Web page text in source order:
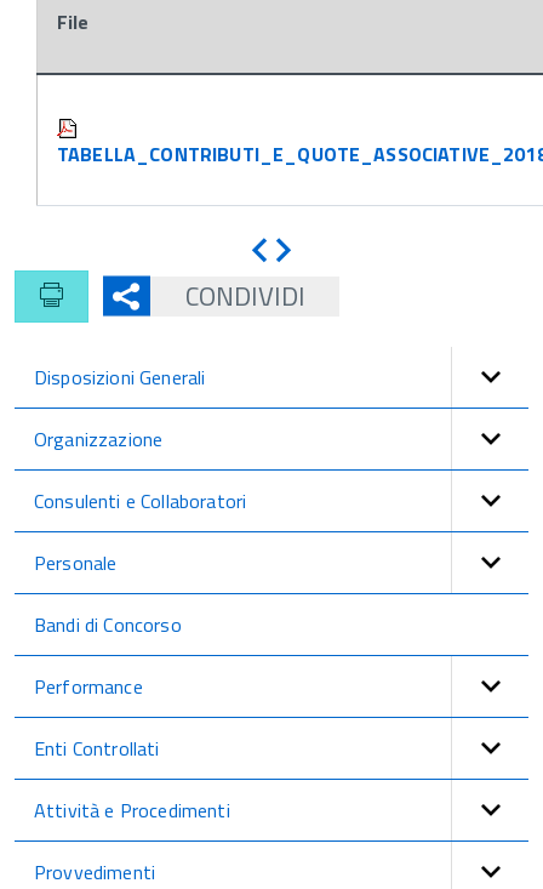
File
Indietro
CONDIVIDI
Disposizioni Generali
Organizzazione
Consulenti e Collaboratori
Personale
Bandi di Concorso
Performance
Enti Controllati
Attività e Procedimenti
Provvedimenti